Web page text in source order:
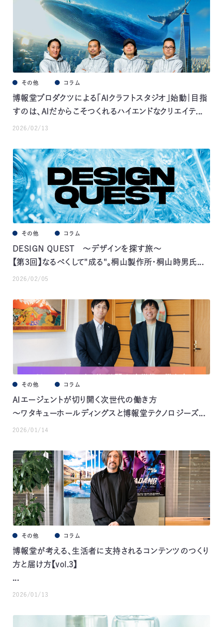
その他 コラム
博報堂プロダクツによる「AIクラフトスタジオ」始動｜目指
すのは、AIだからこそつくれるハイエンドなクリエイテ...
2026/02/13
その他 コラム
DESIGN QUEST ～デザインを探す旅～
【第3回】なるべくして"成る"。桐山製作所・桐山時男氏...
2026/02/05
その他 コラム
AIエージェントが切り開く次世代の働き方
～ワタキューホールディングスと博報堂テクノロジーズ...
2026/01/14
その他 コラム
博報堂が考える、生活者に支持されるコンテンツのつくり
方と届け方【vol.3】
...
2026/01/13